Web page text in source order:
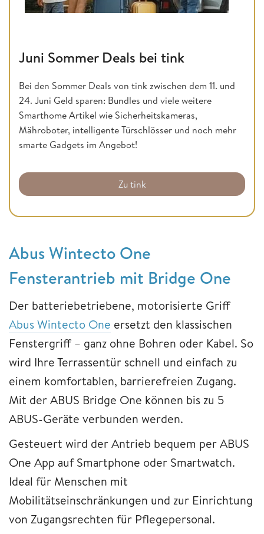
Juni Sommer Deals bei tink
Bei den Sommer Deals von tink zwischen dem 11. und
24. Juni Geld sparen: Bundles und viele weitere
Smarthome Artikel wie Sicherheitskameras,
Mähroboter, intelligente Türschlösser und noch mehr
smarte Gadgets im Angebot!
Zu tink
Abus Wintecto One
Fensterantrieb mit Bridge One
Der batteriebetriebene, motorisierte Griff
Abus Wintecto One ersetzt den klassischen
Fenstergriff – ganz ohne Bohren oder Kabel. So
wird Ihre Terrassentür schnell und einfach zu
einem komfortablen, barrierefreien Zugang.
Mit der ABUS Bridge One können bis zu 5
ABUS-Geräte verbunden werden.
Gesteuert wird der Antrieb bequem per ABUS
One App auf Smartphone oder Smartwatch.
Ideal für Menschen mit
Mobilitätseinschränkungen und zur Einrichtung
von Zugangsrechten für Pflegepersonal.